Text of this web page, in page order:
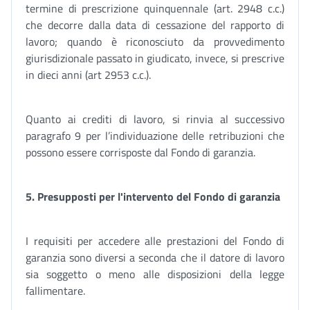
termine di prescrizione quinquennale (art. 2948 c.c.)
che decorre dalla data di cessazione del rapporto di
lavoro; quando è riconosciuto da provvedimento
giurisdizionale passato in giudicato, invece, si prescrive
in dieci anni (art 2953 c.c.).
Quanto ai crediti di lavoro, si rinvia al successivo
paragrafo 9 per l’individuazione delle retribuzioni che
possono essere corrisposte dal Fondo di garanzia.
5. Presupposti per l'intervento del Fondo di garanzia
I requisiti per accedere alle prestazioni del Fondo di
garanzia sono diversi a seconda che il datore di lavoro
sia soggetto o meno alle disposizioni della legge
fallimentare.